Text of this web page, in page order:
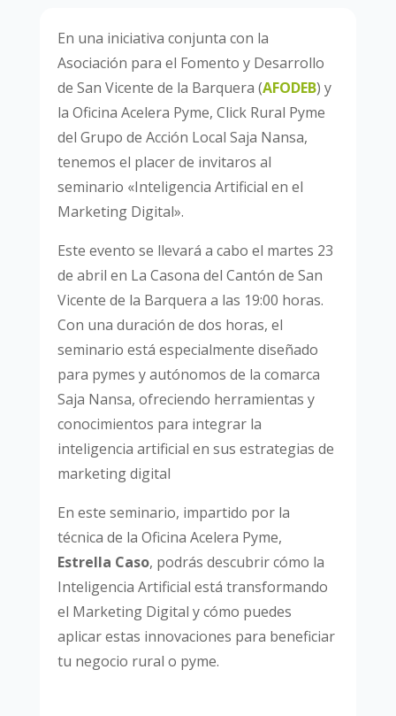
En una iniciativa conjunta con la
Asociación para el Fomento y Desarrollo
de San Vicente de la Barquera (AFODEB) y
la Oficina Acelera Pyme, Click Rural Pyme
del Grupo de Acción Local Saja Nansa,
tenemos el placer de invitaros al
seminario «Inteligencia Artificial en el
Marketing Digital».
Este evento se llevará a cabo el martes 23
de abril en La Casona del Cantón de San
Vicente de la Barquera a las 19:00 horas.
Con una duración de dos horas, el
seminario está especialmente diseñado
para pymes y autónomos de la comarca
Saja Nansa, ofreciendo herramientas y
conocimientos para integrar la
inteligencia artificial en sus estrategias de
marketing digital
En este seminario, impartido por la
técnica de la Oficina Acelera Pyme,
Estrella Caso, podrás descubrir cómo la
Inteligencia Artificial está transformando
el Marketing Digital y cómo puedes
aplicar estas innovaciones para beneficiar
tu negocio rural o pyme.